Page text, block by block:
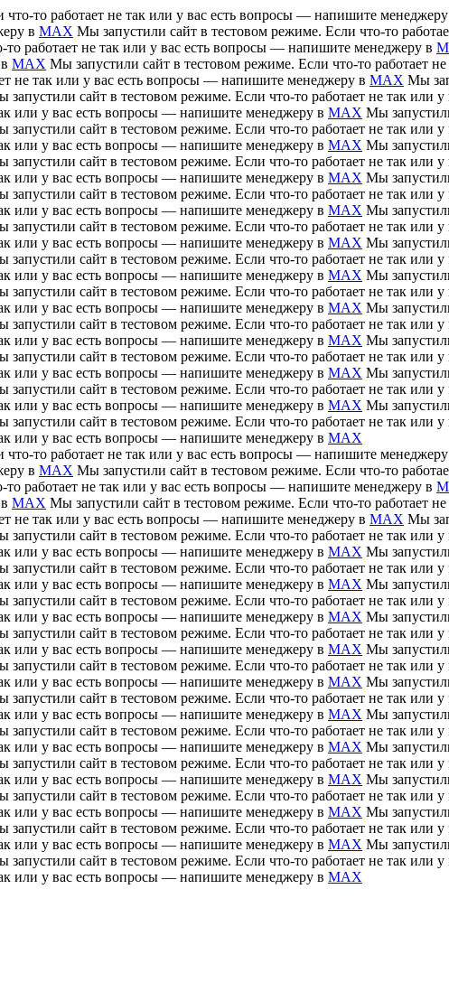
то работает не так или у вас есть вопросы — напишите
в MAX Мы запустили сайт в тестовом режиме. Если что-то
то работает не так или у вас есть вопросы — напишите менеджеру в
MAX Мы запустили сайт в тестовом режиме. Если что-то работает
не так или у вас есть вопросы — напишите менеджеру в MAX Мы
запустили сайт в тестовом режиме. Если что-то работает не так или
или у вас есть вопросы — напишите менеджеру в MAX Мы
запустили сайт в тестовом режиме. Если что-то работает не так или
или у вас есть вопросы — напишите менеджеру в MAX Мы
запустили сайт в тестовом режиме. Если что-то работает не так или
или у вас есть вопросы — напишите менеджеру в MAX Мы
запустили сайт в тестовом режиме. Если что-то работает не так или
или у вас есть вопросы — напишите менеджеру в MAX Мы
запустили сайт в тестовом режиме. Если что-то работает не так или
или у вас есть вопросы — напишите менеджеру в MAX Мы
запустили сайт в тестовом режиме. Если что-то работает не так или
или у вас есть вопросы — напишите менеджеру в MAX Мы
запустили сайт в тестовом режиме. Если что-то работает не так или
или у вас есть вопросы — напишите менеджеру в MAX Мы
запустили сайт в тестовом режиме. Если что-то работает не так или
или у вас есть вопросы — напишите менеджеру в MAX Мы
запустили сайт в тестовом режиме. Если что-то работает не так или
или у вас есть вопросы — напишите менеджеру в MAX Мы
запустили сайт в тестовом режиме. Если что-то работает не так или
или у вас есть вопросы — напишите менеджеру в MAX Мы
запустили сайт в тестовом режиме. Если что-то работает не так или
или у вас есть вопросы — напишите менеджеру в MAX
то работает не так или у вас есть вопросы — напишите
в MAX Мы запустили сайт в тестовом режиме. Если что-то
то работает не так или у вас есть вопросы — напишите менеджеру в
MAX Мы запустили сайт в тестовом режиме. Если что-то работает
не так или у вас есть вопросы — напишите менеджеру в MAX Мы
запустили сайт в тестовом режиме. Если что-то работает не так или
или у вас есть вопросы — напишите менеджеру в MAX Мы
запустили сайт в тестовом режиме. Если что-то работает не так или
или у вас есть вопросы — напишите менеджеру в MAX Мы
запустили сайт в тестовом режиме. Если что-то работает не так или
или у вас есть вопросы — напишите менеджеру в MAX Мы
запустили сайт в тестовом режиме. Если что-то работает не так или
или у вас есть вопросы — напишите менеджеру в MAX Мы
запустили сайт в тестовом режиме. Если что-то работает не так или
или у вас есть вопросы — напишите менеджеру в MAX Мы
запустили сайт в тестовом режиме. Если что-то работает не так или
или у вас есть вопросы — напишите менеджеру в MAX Мы
запустили сайт в тестовом режиме. Если что-то работает не так или
или у вас есть вопросы — напишите менеджеру в MAX Мы
запустили сайт в тестовом режиме. Если что-то работает не так или
или у вас есть вопросы — напишите менеджеру в MAX Мы
запустили сайт в тестовом режиме. Если что-то работает не так или
или у вас есть вопросы — напишите менеджеру в MAX Мы
запустили сайт в тестовом режиме. Если что-то работает не так или
или у вас есть вопросы — напишите менеджеру в MAX Мы
запустили сайт в тестовом режиме. Если что-то работает не так или
или у вас есть вопросы — напишите менеджеру в MAX